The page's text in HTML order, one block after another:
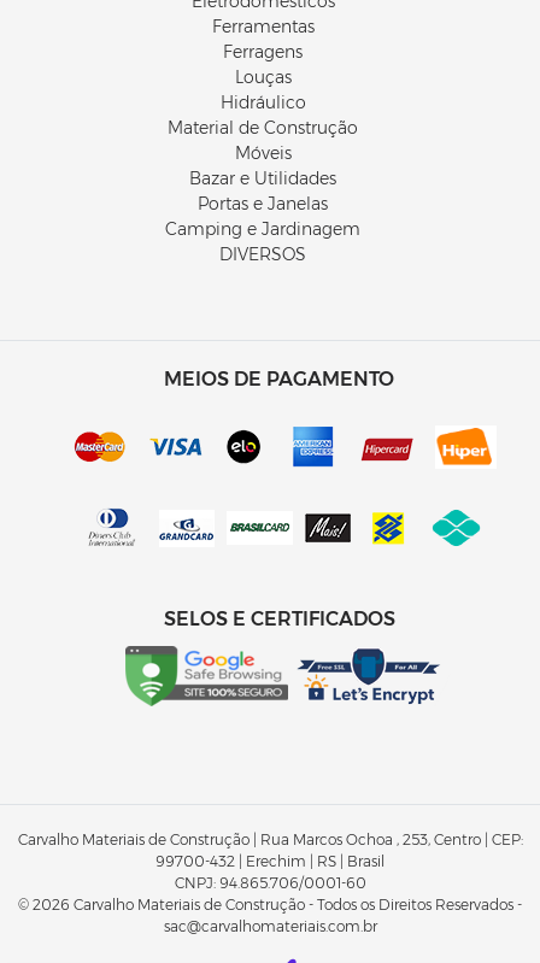
Ferramentas
Ferragens
Louças
Hidráulico
Material de Construção
Móveis
Bazar e Utilidades
Portas e Janelas
Camping e Jardinagem
DIVERSOS
MEIOS DE PAGAMENTO
SELOS E CERTIFICADOS
Carvalho Materiais de Construção | Rua Marcos Ochoa , 253, Centro | CEP:
99700-432 | Erechim | RS | Brasil
CNPJ: 94.865.706/0001-60
© 2026 Carvalho Materiais de Construção - Todos os Direitos Reservados -
sac@carvalhomateriais.com.br